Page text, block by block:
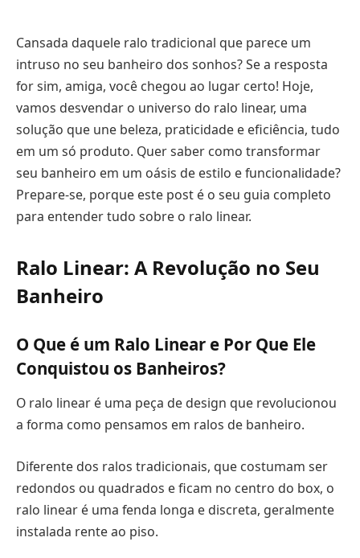
Cansada daquele ralo tradicional que parece um
intruso no seu banheiro dos sonhos? Se a resposta
for sim, amiga, você chegou ao lugar certo! Hoje,
vamos desvendar o universo do ralo linear, uma
solução que une beleza, praticidade e eficiência, tudo
em um só produto. Quer saber como transformar
seu banheiro em um oásis de estilo e funcionalidade?
Prepare-se, porque este post é o seu guia completo
para entender tudo sobre o ralo linear.
Ralo Linear: A Revolução no Seu
Banheiro
O Que é um Ralo Linear e Por Que Ele
Conquistou os Banheiros?
O ralo linear é uma peça de design que revolucionou
a forma como pensamos em ralos de banheiro.
Diferente dos ralos tradicionais, que costumam ser
redondos ou quadrados e ficam no centro do box, o
ralo linear é uma fenda longa e discreta, geralmente
instalada rente ao piso.